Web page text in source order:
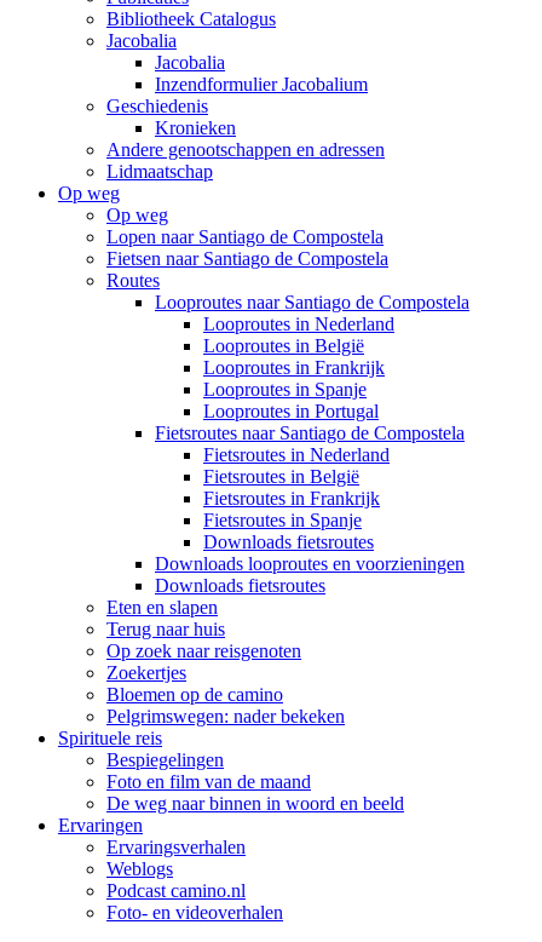
Bibliotheek Catalogus
Jacobalia
Jacobalia
Inzendformulier Jacobalium
Geschiedenis
Kronieken
Andere genootschappen en adressen
Lidmaatschap
Op weg
Op weg
Lopen naar Santiago de Compostela
Fietsen naar Santiago de Compostela
Routes
Looproutes naar Santiago de Compostela
Looproutes in Nederland
Looproutes in België
Looproutes in Frankrijk
Looproutes in Spanje
Looproutes in Portugal
Fietsroutes naar Santiago de Compostela
Fietsroutes in Nederland
Fietsroutes in België
Fietsroutes in Frankrijk
Fietsroutes in Spanje
Downloads fietsroutes
Downloads looproutes en voorzieningen
Downloads fietsroutes
Eten en slapen
Terug naar huis
Op zoek naar reisgenoten
Zoekertjes
Bloemen op de camino
Pelgrimswegen: nader bekeken
Spirituele reis
Bespiegelingen
Foto en film van de maand
De weg naar binnen in woord en beeld
Ervaringen
Ervaringsverhalen
Weblogs
Podcast camino.nl
Foto- en videoverhalen